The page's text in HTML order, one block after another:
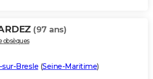
(97 ans)
obsèques
sur-Bresle (Seine-Maritime)